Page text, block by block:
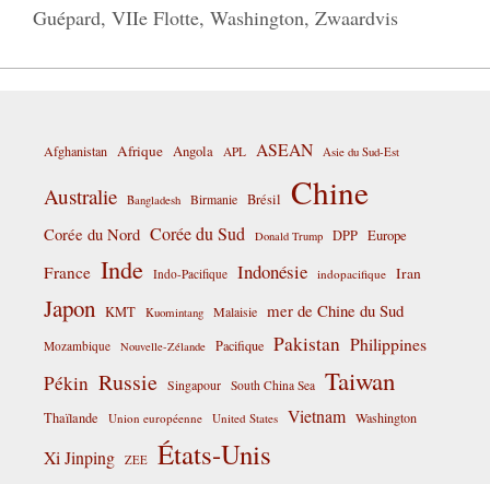
Guépard, VIIe Flotte, Washington, Zwaardvis
Afghanistan Afrique Angola APL ASEAN Asie du Sud-Est
Australie Bangladesh Birmanie Brésil Chine
Corée du Nord Corée du Sud Donald Trump DPP Europe
France Inde Indo-Pacifique Indonésie indopacifique Iran
Japon KMT Kuomintang Malaisie mer de Chine du Sud
Mozambique Nouvelle-Zélande Pacifique Pakistan Philippines
Pékin Russie Singapour South China Sea Taiwan
Thaïlande Union européenne United States Vietnam Washington
Xi Jinping ZEE États-Unis